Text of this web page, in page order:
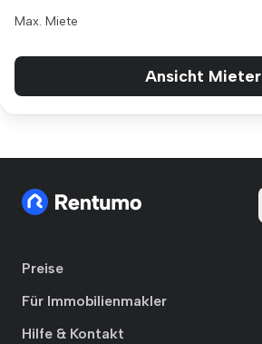
Max. Miete
Ansicht Mieter
Preise
Für Immobilienmakler
Hilfe & Kontakt